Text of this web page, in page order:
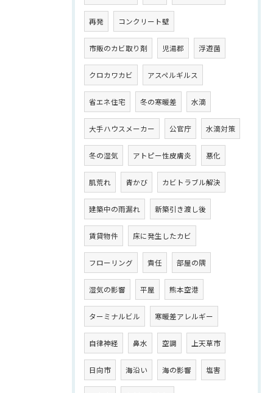
再発 コンクリート壁
市販のカビ取り剤 児湯郡 浮遊菌
クロカワカビ アスペルギルス
省エネ住宅 冬の寒暖差 水滴
大手ハウスメーカー 公官庁 水滴対策
冬の湿気 アトピー性皮膚炎 悪化
肌荒れ 青かび カビトラブル解決
建築中の雨漏れ 新築引き渡し後
賃貸物件 床に発生したカビ
フローリング 責任 部屋の隅
湿気の影響 平屋 熊本空港
ターミナルビル 寒暖差アレルギー
自律神経 鼻水 空調 上天草市
日向市 海沿い 海の影響 塩害